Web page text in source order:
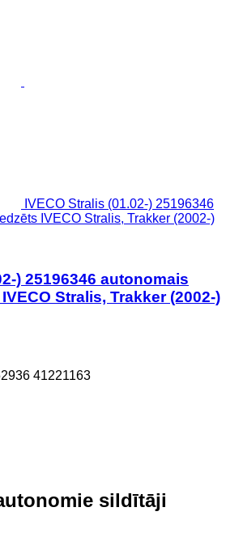
IVECO Stralis (01.02-) 25196346
IVECO Stralis, Trakker (2002-)
) 25196346 autonomais
Stralis, Trakker (2002-)
41221163
sildītāji